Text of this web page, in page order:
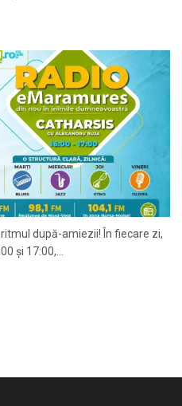
după-amiezii! În fiecare zi,
și 17:00,...